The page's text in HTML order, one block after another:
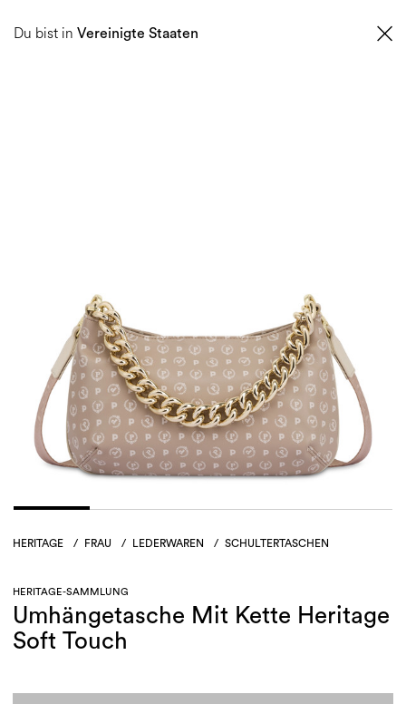
Du bist in Vereinigte Staaten
HERITAGE / FRAU / LEDERWAREN / SCHULTERTASCHEN
HERITAGE-SAMMLUNG
Umhängetasche Mit Kette Heritage
Soft Touch